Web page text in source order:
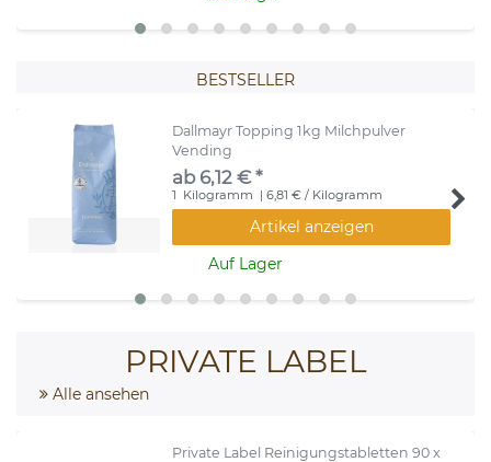
BESTSELLER
Dallmayr Topping 1kg Milchpulver
Vending
ab 6,12 € *
1 Kilogramm | 6,81 € / Kilogramm
Artikel anzeigen
Auf Lager
PRIVATE LABEL
Alle ansehen
Private Label Reinigungstabletten 90 x